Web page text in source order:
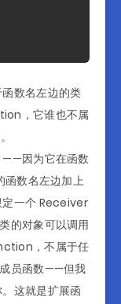
数名左边的类
，它谁也不属
——因为它在函数
函数名左边加上
定一个 Receiver
的对象可以调用
，不属于任
员函数——但我
这就是扩展函